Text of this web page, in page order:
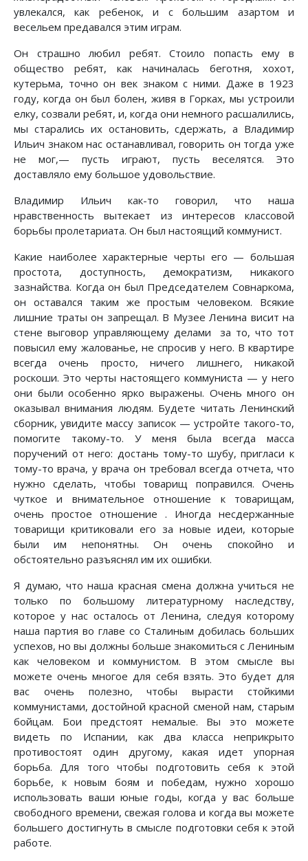
увлекался, как ребенок, и с большим азартом и
весельем предавался этим играм.
Он страшно любил ребят. Стоило попасть ему в
общество ребят, как начиналась беготня, хохот,
кутерьма, точно он век знаком с ними. Даже в 1923
году, когда он был болен, живя в Горках, мы устроили
елку, созвали ребят, и, когда они немного расшалились,
мы старались их остановить, сдержать, а Владимир
Ильич знаком нас останавливал, говорить он тогда уже
не мог,— пусть играют, пусть веселятся. Это
доставляло ему большое удовольствие.
Владимир Ильич как-то говорил, что наша
нравственность вытекает из интересов классовой
борьбы пролетариата. Он был настоящий коммунист.
Какие наиболее характерные черты его — большая
простота, доступность, демократизм, никакого
зазнайства. Когда он был Председателем Совнаркома,
он оставался таким же простым человеком. Всякие
лишние траты он запрещал. В Музее Ленина висит на
стене выговор управляющему делами за то, что тот
повысил ему жалованье, не спросив у него. В квартире
всегда очень просто, ничего лишнего, никакой
роскоши. Это черты настоящего коммуниста — у него
они были особенно ярко выражены. Очень много он
оказывал внимания людям. Будете читать Ленинский
сборник, увидите массу записок — устройте такого-то,
помогите такому-то. У меня была всегда масса
поручений от него: достань тому-то шубу, пригласи к
тому-то врача, у врача он требовал всегда отчета, что
нужно сделать, чтобы товарищ поправился. Очень
чуткое и внимательное отношение к товарищам,
очень простое отношение . Иногда несдержанные
товарищи критиковали его за новые идеи, которые
были им непонятны. Он очень спокойно и
обстоятельно разъяснял им их ошибки.
Я думаю, что наша красная смена должна учиться не
только по большому литературному наследству,
которое у нас осталось от Ленина, следуя которому
наша партия во главе со Сталиным добилась больших
успехов, но вы должны больше знакомиться с Лениным
как человеком и коммунистом. В этом смысле вы
можете очень многое для себя взять. Это будет для
вас очень полезно, чтобы вырасти стойкими
коммунистами, достойной красной сменой нам, старым
бойцам. Бои предстоят немалые. Вы это можете
видеть по Испании, как два класса неприкрыто
противостоят один другому, какая идет упорная
борьба. Для того чтобы подготовить себя к этой
борьбе, к новым боям и победам, нужно хорошо
использовать ваши юные годы, когда у вас больше
свободного времени, свежая голова и когда вы можете
большего достигнуть в смысле подготовки себя к этой
работе.